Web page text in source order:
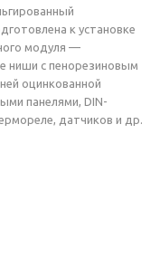
к установке
модуля —
ниши с пенорезиновым
оцинкованной
панелями, DIN-
датчиков и др.